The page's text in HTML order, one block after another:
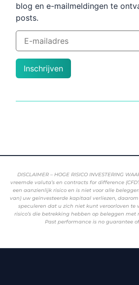
blog en e-mailmeldingen te
posts.
Inschrijven
DISCLAIMER – HOGE RISICO INVESTERING
vreemde valuta’s en contracts for difference
een aanzienlijk risico en is niet voor alle
van) uw geïnvesteerde kapitaal verliezen,
speculeren dat u zich niet kunt veroorloven te
risico’s die betrekking hebben op beleggen met
Past performance is no guarantee